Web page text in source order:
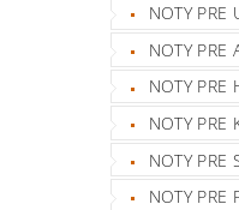
NOTY PRE
NOTY PRE
NOTY PRE
NOTY PRE
NOTY PRE
NOTY PRE